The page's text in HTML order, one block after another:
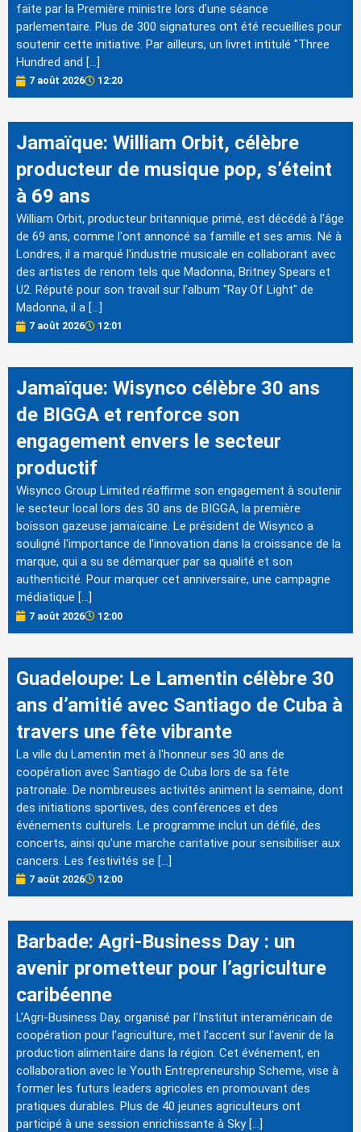
faite par la Première ministre lors d'une séance
parlementaire. Plus de 300 signatures ont été recueillies pour
soutenir cette initiative. Par ailleurs, un livret intitulé "Three
Hundred and […]
7 août 2026 12:20
Jamaïque: William Orbit, célèbre
producteur de musique pop, s’éteint
à 69 ans
William Orbit, producteur britannique primé, est décédé à l'âge
de 69 ans, comme l'ont annoncé sa famille et ses amis. Né à
Londres, il a marqué l'industrie musicale en collaborant avec
des artistes de renom tels que Madonna, Britney Spears et
U2. Réputé pour son travail sur l'album "Ray Of Light" de
Madonna, il a […]
7 août 2026 12:01
Jamaïque: Wisynco célèbre 30 ans
de BIGGA et renforce son
engagement envers le secteur
productif
Wisynco Group Limited réaffirme son engagement à soutenir
le secteur local lors des 30 ans de BIGGA, la première
boisson gazeuse jamaïcaine. Le président de Wisynco a
souligné l'importance de l'innovation dans la croissance de la
marque, qui a su se démarquer par sa qualité et son
authenticité. Pour marquer cet anniversaire, une campagne
médiatique […]
7 août 2026 12:00
Guadeloupe: Le Lamentin célèbre 30
ans d’amitié avec Santiago de Cuba à
travers une fête vibrante
La ville du Lamentin met à l'honneur ses 30 ans de
coopération avec Santiago de Cuba lors de sa fête
patronale. De nombreuses activités animent la semaine, dont
des initiations sportives, des conférences et des
événements culturels. Le programme inclut un défilé, des
concerts, ainsi qu'une marche caritative pour sensibiliser aux
cancers. Les festivités se […]
7 août 2026 12:00
Barbade: Agri-Business Day : un
avenir prometteur pour l’agriculture
caribéenne
L'Agri-Business Day, organisé par l'Institut interaméricain de
coopération pour l'agriculture, met l'accent sur l'avenir de la
production alimentaire dans la région. Cet événement, en
collaboration avec le Youth Entrepreneurship Scheme, vise à
former les futurs leaders agricoles en promouvant des
pratiques durables. Plus de 40 jeunes agriculteurs ont
participé à une session enrichissante à Sky […]